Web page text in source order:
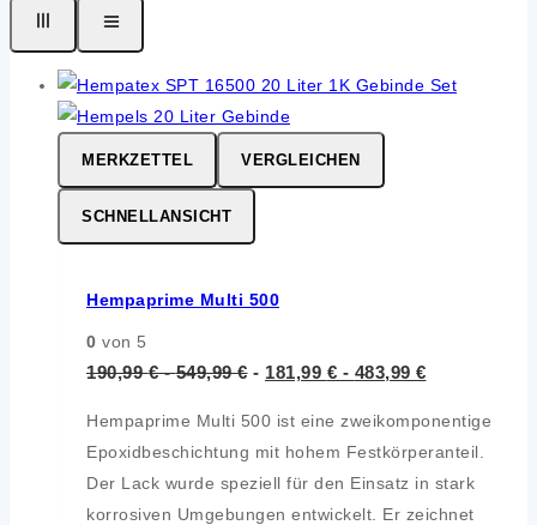
MERKZETTEL VERGLEICHEN
SCHNELLANSICHT
Hempaprime Multi 500
0 von 5
190,99€-549,99€- 181,99 € - 483,99 €
Hempaprime Multi 500 ist eine zweikomponentige
Epoxidbeschichtung mit hohem Festkörperanteil.
Der Lack wurde speziell für den Einsatz in stark
korrosiven Umgebungen entwickelt. Er zeichnet